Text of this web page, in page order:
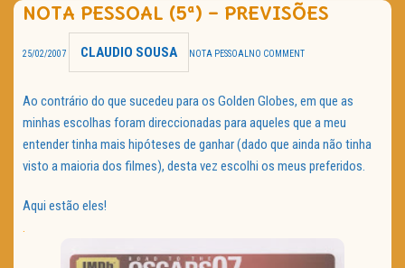
HOME CINEMA
NOTA PESSOAL
TRAILER DO DIA
Política de Privacidade
NOTA PESSOAL (5ª) – PREVISÕES
25/02/2007 CLAUDIO SOUSA NOTA PESSOAL NO COMMENT
Ao contrário do que sucedeu para os Golden Globes, em que as
minhas escolhas foram direccionadas para aqueles que a meu
entender tinha mais hipóteses de ganhar (dado que ainda não tinha
visto a maioria dos filmes), desta vez escolhi os meus preferidos.
Aqui estão eles!
.